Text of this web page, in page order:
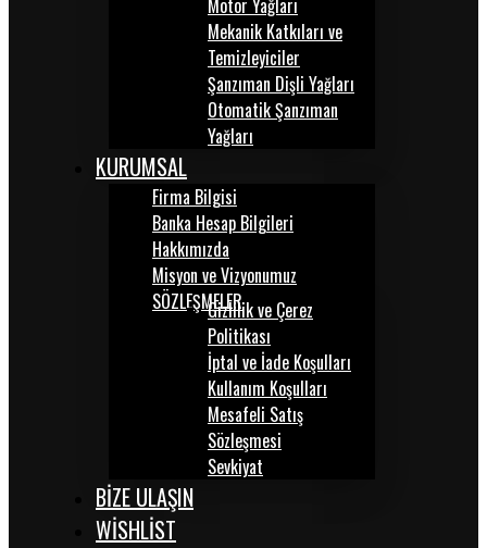
Motor Yağları
Mekanik Katkıları ve
Temizleyiciler
Şanzıman Dişli Yağları
Otomatik Şanzıman
Yağları
KURUMSAL
Firma Bilgisi
Banka Hesap Bilgileri
Hakkımızda
Misyon ve Vizyonumuz
SÖZLEŞMELERGizlilik ve Çerez
Politikası
İptal ve İade Koşulları
Kullanım Koşulları
Mesafeli Satış
Sözleşmesi
Sevkiyat
BİZE ULAŞIN
WISHLIST